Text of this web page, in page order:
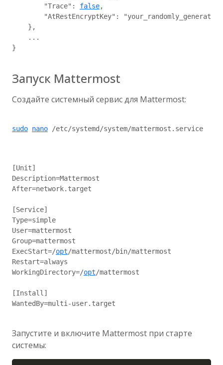
        "Trace":
false,
"AtRestEncryptKey":
    },
    ...
}
Запуск Mattermost
Создайте системный сервис для Mattermost:
sudo nano /etc/systemd/system/mattermost.service
[Unit]
Description=Mattermost
After=network.target
[Service]
Type=simple
User=mattermost
Group=mattermost
ExecStart=/opt/mattermost/bin/mattermost
Restart=always
WorkingDirectory=/opt/mattermost
[Install]
WantedBy=multi-user.target
Запустите и включите Mattermost при старте
системы: